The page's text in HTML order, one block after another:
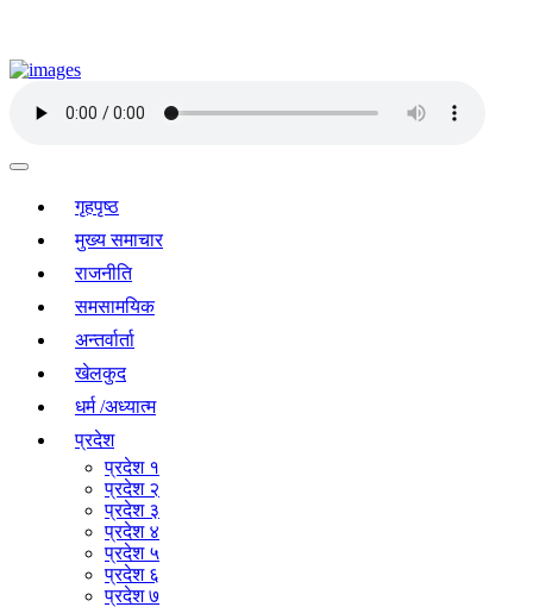
गृहपृष्ठ
मुख्य समाचार
राजनीति
समसामयिक
अन्तर्वार्ता
खेलकुद
धर्म /अध्यात्म
प्रदेश
प्रदेश १
प्रदेश २
प्रदेश ३
प्रदेश ४
प्रदेश ५
प्रदेश ६
प्रदेश ७